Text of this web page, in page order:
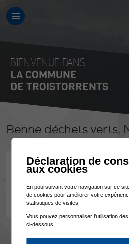
BIENVENUE DANS
LA COMMUNE
DE TROISTORRENTS
Benne déchets verts,
A Morgins, route de Bas-Vièze, à 50
verts (branches, gazons, feuilles),
ceci
Déclaration de
aux cookies
En poursuivant votre navigation sur ce
de cookies pour améliorer votre
statistiques de visites.
Vous pouvez personnaliser l'utilisation
ci-dessous.